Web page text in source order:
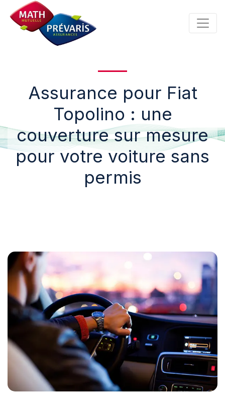
Assurance pour Fiat
Topolino : une
couverture sur mesure
pour votre voiture sans
permis
Panneau de gestion des cookies